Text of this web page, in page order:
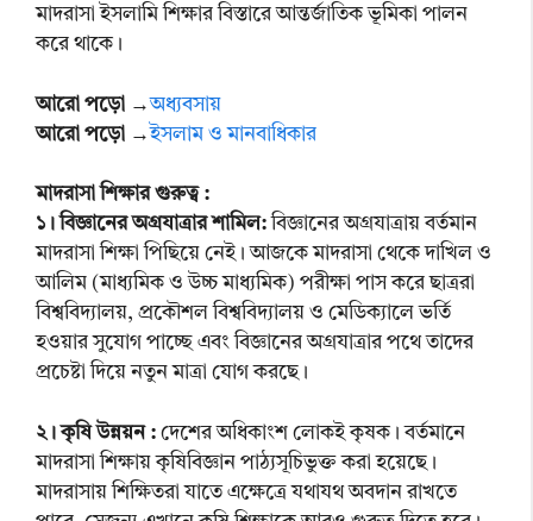
মাদরাসা ইসলামি শিক্ষার বিস্তারে আন্তর্জাতিক ভূমিকা পালন
করে থাকে।
আরো পড়ো →অধ্যবসায়
আরো পড়ো →ইসলাম ও মানবাধিকার
মাদরাসা শিক্ষার গুরুত্ব :
১। বিজ্ঞানের অগ্রযাত্রার শামিল:বিজ্ঞানের অগ্রযাত্রায় বর্তমান
মাদরাসা শিক্ষা পিছিয়ে নেই। আজকে মাদরাসা থেকে দাখিল ও
আলিম (মাধ্যমিক ও উচ্চ মাধ্যমিক) পরীক্ষা পাস করে ছাত্ররা
বিশ্ববিদ্যালয়, প্রকৌশল বিশ্ববিদ্যালয় ও মেডিক্যালে ভর্তি
হওয়ার সুযোগ পাচ্ছে এবং বিজ্ঞানের অগ্রযাত্রার পথে তাদের
প্রচেষ্টা দিয়ে নতুন মাত্রা যোগ করছে।
২। কৃষি উন্নয়ন : দেশের অধিকাংশ লোকই কৃষক। বর্তমানে
মাদরাসা শিক্ষায় কৃষিবিজ্ঞান পাঠ্যসূচিভুক্ত করা হয়েছে।
মাদরাসায় শিক্ষিতরা যাতে এক্ষেত্রে যথাযথ অবদান রাখতে